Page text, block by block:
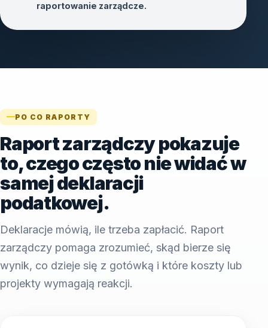
raportowanie zarządcze.
PO CO RAPORTY
Raport zarządczy pokazuje
to, czego często nie widać w
samej deklaracji
podatkowej.
Deklaracje mówią, ile trzeba zapłacić. Raport
zarządczy pomaga zrozumieć, skąd bierze się
wynik, co dzieje się z gotówką i które koszty lub
projekty wymagają reakcji.